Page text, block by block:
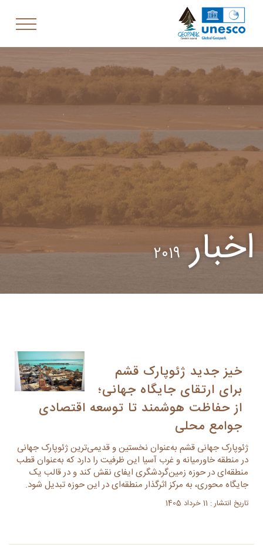
اخبار2019
خیز جدید ژئوپارک قشم
برای ارتقای جایگاه جهانی؛
از حفاظت هوشمند تا توسعه اقتصادی
جوامع محلی
ژئوپارک جهانی قشم به‌عنوان نخستین و قدیمی‌ترین ژئوپارک جهانی
در منطقه خاورمیانه و غرب آسیا این ظرفیت را دارد که به‌عنوان قطب
منطقه‌ای در حوزه زمین‌گردشگری ایفای نقش کند و در قالب یک
جایگاه محوری، به مرکز اثرگذار منطقه‌ای در این حوزه تبدیل شود.
تاریخ انتشار : 11 خرداد 1405